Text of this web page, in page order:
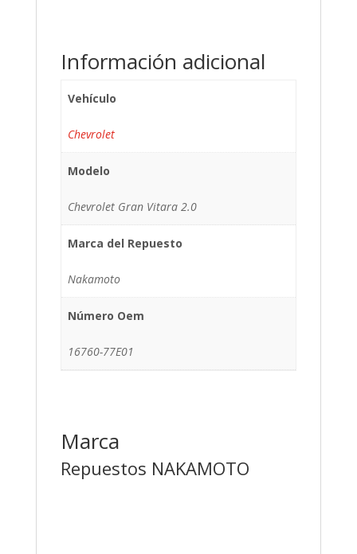
Información adicional
Vehículo
Chevrolet
Modelo
Chevrolet Gran Vitara 2.0
Marca del Repuesto
Nakamoto
Número Oem
16760-77E01
Marca
Repuestos NAKAMOTO